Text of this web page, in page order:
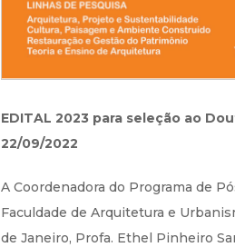
EDITAL 2023 para seleção ao
22/09/2022
A Coordenadora do Programa de
Faculdade de Arquitetura e
de Janeiro, Profa. Ethel Pinheiro